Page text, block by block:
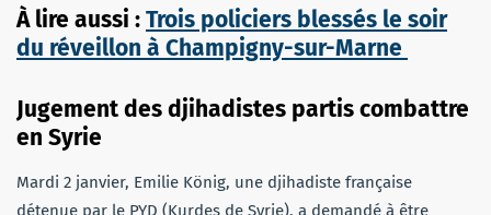
À lire aussi :Trois policiers blessés le soir
du réveillon à Champigny-sur-Marne
Jugement des djihadistes partis combattre
en Syrie
Mardi 2 janvier, Emilie König, une djihadiste française